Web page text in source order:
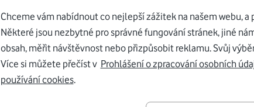
Chceme vám nabídnout co nejlepší zážitek na našem webu,
Některé jsou nezbytné pro správné fungování stránek, jiné
obsah, měřit návštěvnost nebo přizpůsobit reklamu. Svůj
Více si můžete přečíst v Prohlášení o zpracování osobních
používání cookies.